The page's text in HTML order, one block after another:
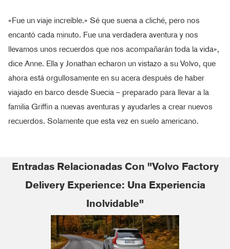
«Fue un viaje increíble.» Sé que suena a cliché, pero nos
encantó cada minuto. Fue una verdadera aventura y nos
llevamos unos recuerdos que nos acompañarán toda la vida»,
dice Anne. Ella y Jonathan echaron un vistazo a su Volvo, que
ahora está orgullosamente en su acera después de haber
viajado en barco desde Suecia – preparado para llevar a la
familia Griffin a nuevas aventuras y ayudarles a crear nuevos
recuerdos. Solamente que esta vez en suelo americano.
Entradas Relacionadas Con "Volvo Factory
Delivery Experience: Una Experiencia
Inolvidable"